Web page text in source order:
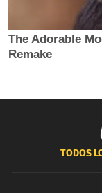
TODOS